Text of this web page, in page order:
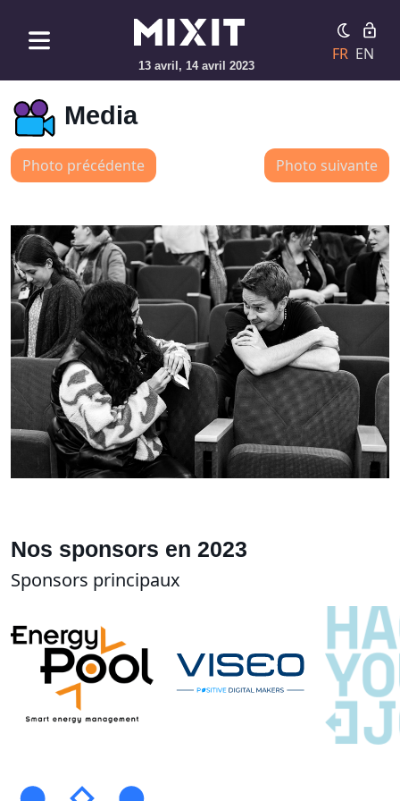
13 avril, 14 avril 2023
FR EN
Media
Photo précédente Photo suivante
Nos sponsors en 2023
Sponsors principaux